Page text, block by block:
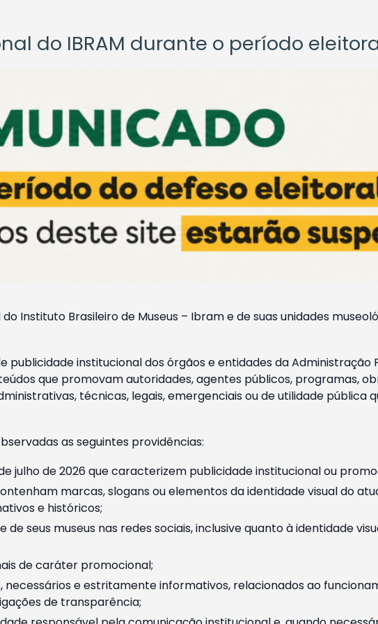
do IBRAM durante o período
Instituto Brasileiro de Museus – Ibram e de suas unidades
publicidade institucional dos órgãos e entidades da Administração
que promovam autoridades, agentes públicos, programas,
técnicas, legais, emergenciais ou de utilidade pública
as seguintes providências:
de 2026 que caracterizem publicidade institucional ou
marcas, slogans ou elementos da identidade visual do
e históricos;
seus museus nas redes sociais, inclusive quanto à identidade
de caráter promocional;
e estritamente informativos, relacionados ao
de transparência;